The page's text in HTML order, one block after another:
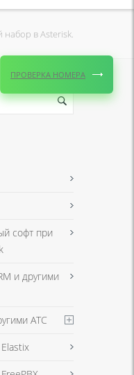
набор в Asterisk.
софт при
и другими
АТС
ПРОВЕРКА НОМЕРА